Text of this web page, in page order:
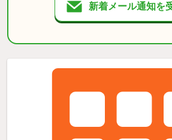
新着メール通知を